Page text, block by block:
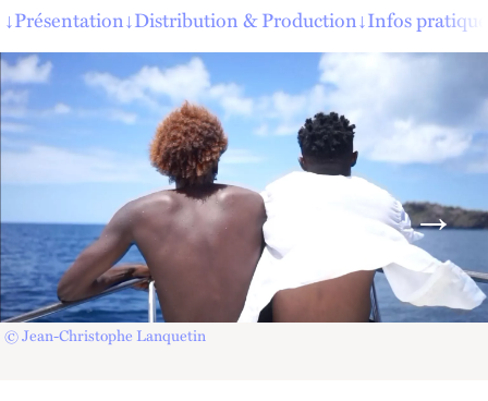
↓Présentation↓Distribution & Production↓Infos
© Jean-Christophe Lanquetin